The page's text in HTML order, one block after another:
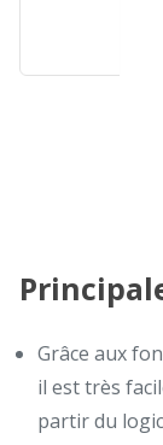
Grâce aux
il est très
partir du